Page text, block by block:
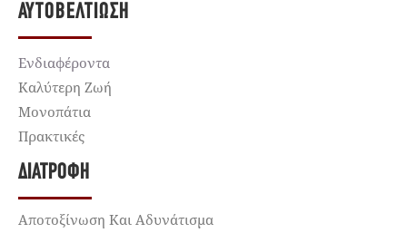
ΑΥΤΟΒΕΛΤΊΩΣΗ
Ενδιαφέροντα
Καλύτερη Ζωή
Μονοπάτια
Πρακτικές
ΔΙΑΤΡΟΦΉ
Αποτοξίνωση Και Αδυνάτισμα